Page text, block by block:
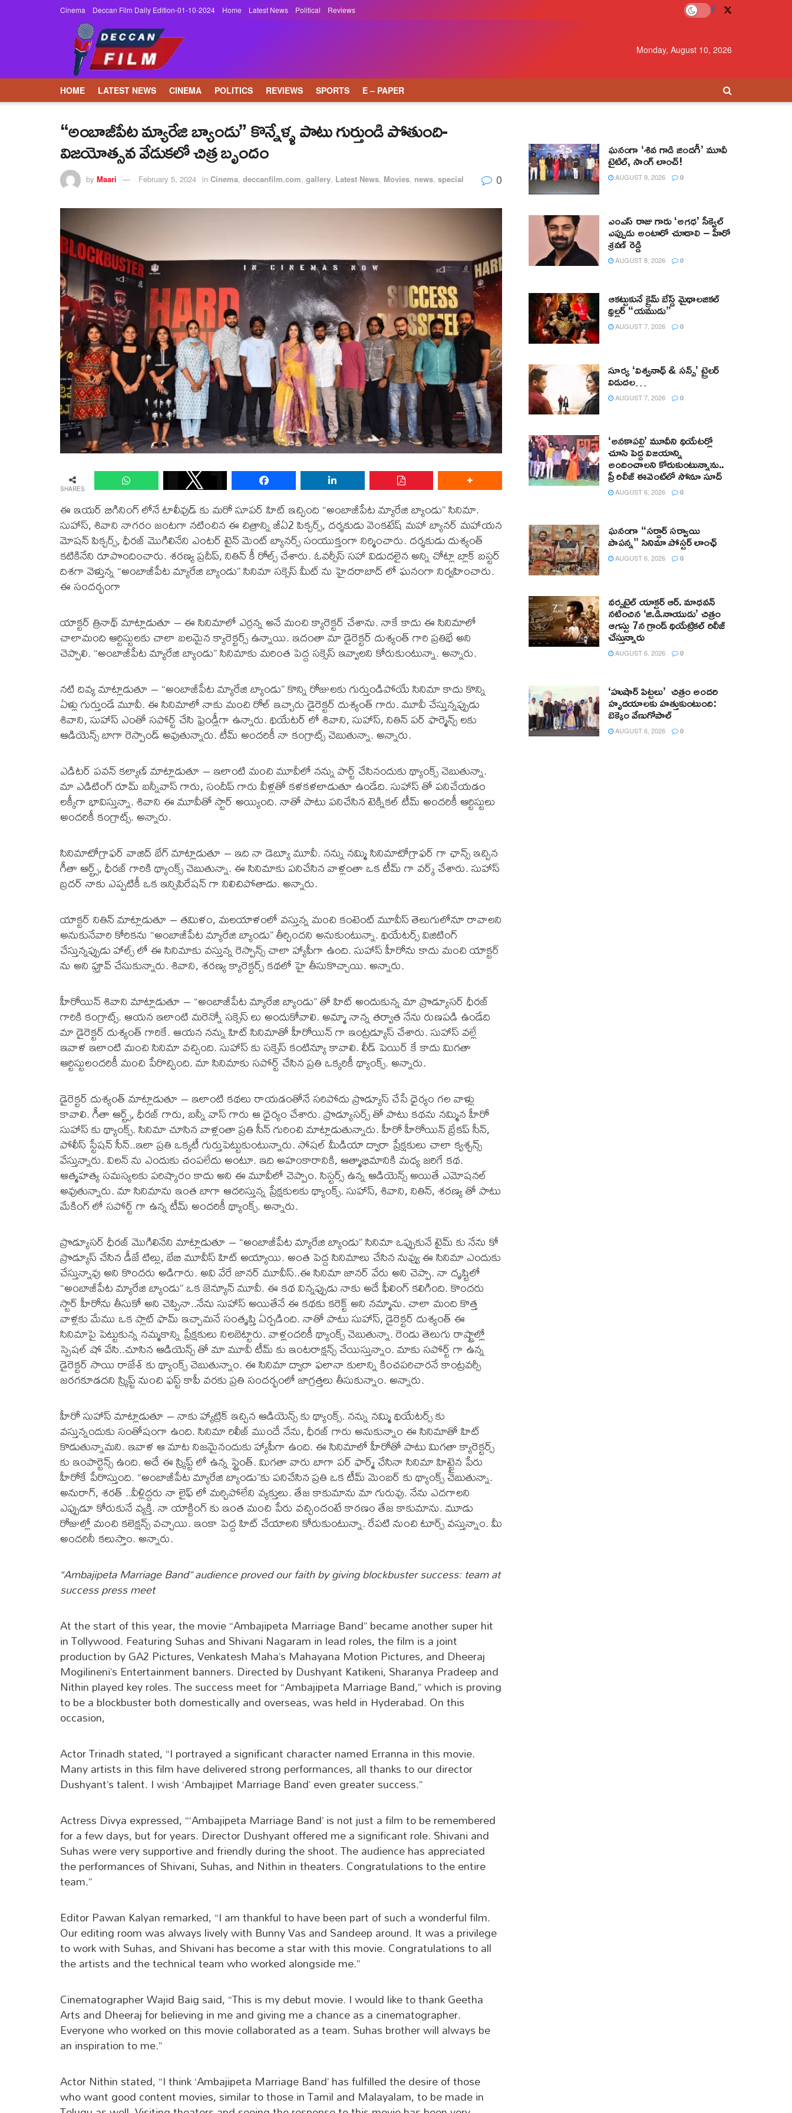
Cinema Deccan Film Daily Edition-01-10-2024 Home Latest News Political Reviews
Monday, August 10, 2026
HOME LATEST NEWS CINEMA POLITICS REVIEWS SPORTS E – PAPER
“అంబాజీపేట మ్యారేజి బ్యాండు” కొన్నేళ్ళ పాటు గుర్తుండి పోతుంది-
విజయోత్సవ వేడుకలో చిత్ర బృందం
by Maari February 5, 2024 in Cinema, deccanfilm.com, gallery, Latest News, Movies, news, special 0
SHARES
ఈ ఇయర్ బిగినింగ్ లోనే టాలీవుడ్ కు మరో సూపర్ హిట్ ఇచ్చింది “అంబాజీపేట మ్యారేజి బ్యాండు” సినిమా.
సుహాస్, శివాని నాగరం జంటగా నటించిన ఈ చిత్రాన్ని జీఏ2 పిక్చర్స్, దర్శకుడు వెంకటేష్ మహా బ్యానర్ మహాయన
మోషన్ పిక్చర్స్, ధీరజ్ మొగిలినేని ఎంటర్ టైన్ మెంట్ బ్యానర్స్ సంయుక్తంగా నిర్మించారు. దర్శకుడు దుశ్యంత్
కటికినేని రూపొందించారు. శరణ్య ప్రదీప్, నితిన్ కీ రోల్స్ చేశారు. ఓవర్సీస్ సహా విడుదలైన అన్ని చోట్లా బ్లాక్ బస్టర్
దిశగా వెళ్తున్న “అంబాజీపేట మ్యారేజి బ్యాండు” సినిమా సక్సెస్ మీట్ ను హైదరాబాద్ లో ఘనంగా నిర్వహించారు.
ఈ సందర్భంగా
యాక్టర్ త్రినాథ్ మాట్లాడుతూ – ఈ సినిమాలో ఎర్రన్న అనే మంచి క్యారెక్టర్ చేశాను. నాకే కాదు ఈ సినిమాలో
చాలామంది ఆర్టిస్టులకు చాలా బలమైన క్యారెక్టర్స్ ఉన్నాయి. ఇదంతా మా డైరెక్టర్ దుశ్యంత్ గారి ప్రతిభే అని
చెప్పాలి. “అంబాజీపేట మ్యారేజి బ్యాండు” సినిమాకు మరింత పెద్ద సక్సెస్ ఇవ్వాలని కోరుకుంటున్నా. అన్నారు.
నటి దివ్య మాట్లాడుతూ – “అంబాజీపేట మ్యారేజి బ్యాండు” కొన్ని రోజులకు గుర్తుండిపోయే సినిమా కాదు కొన్ని
ఏళ్లు గుర్తుండే మూవీ. ఈ సినిమాలో నాకు మంచి రోల్ ఇచ్చారు డైరెక్టర్ దుశ్యంత్ గారు. మూవీ చేస్తున్నప్పుడు
శివాని, సుహాస్ ఎంతో సపోర్ట్ చేసి ఫ్రెండ్లీగా ఉన్నారు. థియేటర్ లో శివాని, సుహాస్, నితిన్ పర్ ఫార్మెన్స్ లకు
ఆడియెన్స్ బాగా రెస్పాండ్ అవుతున్నారు. టీమ్ అందరికీ నా కంగ్రాట్స్ చెబుతున్నా. అన్నారు.
ఎడిటర్ పవన్ కల్యాణ్ మాట్లాడుతూ – ఇలాంటి మంచి మూవీలో నన్ను పార్ట్ చేసినందుకు థ్యాంక్స్ చెబుతున్నా.
మా ఎడిటింగ్ రూమ్ బన్నీవాస్ గారు, సందీప్ గారు వీళ్లతో కళకళలాడుతూ ఉండేది. సుహాస్ తో పనిచేయడం
లక్కీగా భావిస్తున్నా. శివాని ఈ మూవీతో స్టార్ అయ్యింది. నాతో పాటు పనిచేసిన టెక్నికల్ టీమ్ అందరికీ ఆర్టిస్టులు
అందరికీ కంగ్రాట్స్. అన్నారు.
సినిమాటోగ్రాఫర్ వాజిద్ బేగ్ మాట్లాడుతూ – ఇది నా డెబ్యూ మూవీ. నన్ను నమ్మి సినిమాటోగ్రాఫర్ గా ఛాన్స్ ఇచ్చిన
గీతా ఆర్ట్స్, ధీరజ్ గారికి థ్యాంక్స్ చెబుతున్నా. ఈ సినిమాకు పనిచేసిన వాళ్లంతా ఒక టీమ్ గా వర్క్ చేశారు. సుహాస్
బ్రదర్ నాకు ఎప్పటికీ ఒక ఇన్సిపిరేషన్ గా నిలిచిపోతాడు. అన్నారు.
యాక్టర్ నితిన్ మాట్లాడుతూ – తమిళం, మలయాళంలో వస్తున్న మంచి కంటెంట్ మూవీస్ తెలుగులోనూ రావాలని
అనుకునేవారి కోరికను “అంబాజీపేట మ్యారేజి బ్యాండు” తీర్చిందని అనుకుంటున్నా. థియేటర్స్ విజిటింగ్
చేస్తున్నప్పుడు హాల్స్ లో ఈ సినిమాకు వస్తున్న రెస్పాన్స్ చాలా హ్యాపీగా ఉంది. సుహాస్ హీరోను కాదు మంచి యాక్టర్
ను అని ప్రూవ్ చేసుకున్నారు. శివాని, శరణ్య క్యారెక్టర్స్ కథలో హై తీసుకొచ్చాయి. అన్నారు.
హీరోయిన్ శివాని మాట్లాడుతూ – “అంబాజీపేట మ్యారేజి బ్యాండు” తో హిట్ అందుకున్న మా ప్రొడ్యూసర్ ధీరజ్
గారికి కంగ్రాట్స్. ఆయన ఇలాంటి మరెన్నో సక్సెస్ లు అందుకోవాలి. అమ్మా నాన్న తర్వాత నేను రుణపడి ఉండేది
మా డైరెక్టర్ దుశ్యంత్ గారికే. ఆయన నన్ను హిట్ సినిమాతో హీరోయిన్ గా ఇంట్రడ్యూస్ చేశారు. సుహాస్ వల్లే
ఇవాళ ఇలాంటి మంచి సినిమా వచ్చింది. సుహాస్ కు సక్సెస్ కంటిన్యూ కావాలి. లీడ్ పెయిర్ కే కాదు మిగతా
ఆర్టిస్టులందరికీ మంచి పేరొచ్చింది. మా సినిమాకు సపోర్ట్ చేసిన ప్రతి ఒక్కరికీ థ్యాంక్స్. అన్నారు.
డైరెక్టర్ దుశ్యంత్ మాట్లాడుతూ – ఇలాంటి కథలు రాయడంతోనే సరిపోదు ప్రొడ్యూస్ చేసే ధైర్యం గల వాళ్లు
కావాలి. గీతా ఆర్ట్స్, ధీరజ్ గారు, బన్నీ వాస్ గారు ఆ ధైర్యం చేశారు. ప్రొడ్యూసర్స్ తో పాటు కథను నమ్మిన హీరో
సుహాస్ కు థ్యాంక్స్. సినిమా చూసిన వాళ్లంతా ప్రతి సీన్ గురించి మాట్లాడుతున్నారు. హీరో హీరోయిన్ బ్రేకప్ సీన్,
పోలీస్ స్టేషన్ సీన్..ఇలా ప్రతి ఒక్కటీ గుర్తుపెట్టుకుంటున్నారు. సోషల్ మీడియా ద్వారా ప్రేక్షకులు చాలా క్వశ్చన్స్
వేస్తున్నారు. విలన్ ను ఎందుకు చంపలేదు అంటూ. ఇది అహంకారానికి, ఆత్మాభిమానికి మధ్య జరిగే కథ.
ఆత్మహత్య సమస్యలకు పరిష్కారం కాదు అని ఈ మూవీలో చెప్పాం. సిస్టర్స్ ఉన్న ఆడియెన్స్ అయితే ఎమోషనల్
అవుతున్నారు. మా సినిమాను ఇంత బాగా ఆదరిస్తున్న ప్రేక్షకులకు థ్యాంక్స్. సుహాస్, శివాని, నితిన్, శరణ్య తో పాటు
మేకింగ్ లో సపోర్ట్ గా ఉన్న టీమ్ అందరికీ థ్యాంక్స్. అన్నారు.
ప్రొడ్యూసర్ ధీరజ్ మొగిలినేని మాట్లాడుతూ – “అంబాజీపేట మ్యారేజి బ్యాండు” సినిమా ఒప్పుకునే టైమ్ కు నేను కో
ప్రొడ్యూస్ చేసిన డీజే టిల్లు, బేబి మూవీస్ హిట్ అయ్యాయి. అంత పెద్ద సినిమాలు చేసిన నువ్వు ఈ సినిమా ఎందుకు
చేస్తున్నావు అని కొందరు అడిగారు. అవి వేరే జానర్ మూవీస్..ఈ సినిమా జానర్ వేరు అని చెప్పా. నా దృష్టిలో
“అంబాజీపేట మ్యారేజి బ్యాండు” ఒక జెన్యూన్ మూవీ. ఈ కథ విన్నప్పుడు నాకు అదే ఫీలింగ్ కలిగింది. కొందరు
స్టార్ హీరోను తీసుకో అని చెప్పినా..నేను సుహాస్ అయితేనే ఈ కథకు కరెక్ట్ అని నమ్మాను. చాలా మంది కొత్త
వాళ్లకు మేము ఒక ప్లాట్ ఫామ్ ఇచ్చామనే సంతృప్తి ఏర్పడింది. నాతో పాటు సుహాస్, డైరెక్టర్ దుశ్యంత్ ఈ
సినిమాపై పెట్టుకున్న నమ్మకాన్ని ప్రేక్షకులు నిలబెట్టారు. వాళ్లందరికీ థ్యాంక్స్ చెబుతున్నా. రెండు తెలుగు రాష్ట్రాల్లో
స్పెషల్ షో వేసి..చూసిన ఆడియెన్స్ తో మా మూవీ టీమ్ కు ఇంటరాక్షన్స్ చేయిస్తున్నాం. మాకు సపోర్ట్ గా ఉన్న
డైరెక్టర్ సాయి రాజేశ్ కు థ్యాంక్స్ చెబుతున్నాం. ఈ సినిమా ద్వారా ఫలానా కులాన్ని కించపరిచారనే కాంట్రవర్సీ
జరగకూడదని స్క్రిప్ట్ నుంచి ఫస్ట్ కాపీ వరకు ప్రతి సందర్భంలో జాగ్రత్తలు తీసుకున్నాం. అన్నారు.
హీరో సుహాస్ మాట్లాడుతూ – నాకు హ్యాట్రిక్ ఇచ్చిన ఆడియెన్స్ కు థ్యాంక్స్. నన్ను నమ్మి థియేటర్స్ కు
వస్తున్నందుకు సంతోషంగా ఉంది. సినిమా రిలీజ్ ముందే నేను, ధీరజ్ గారు అనుకున్నాం ఈ సినిమాతో హిట్
కొడుతున్నామని. ఇవాళ ఆ మాట నిజమైనందుకు హ్యాపీగా ఉంది. ఈ సినిమాలో హీరోతో పాటు మిగతా క్యారెక్టర్స్
కు ఇంపార్టెన్స్ ఉంది. అదే ఈ స్క్రిప్ట్ లో ఉన్న స్ట్రెంత్. మిగతా వారు బాగా పర్ ఫార్మ్ చేసినా సినిమా హిట్టైన పేరు
హీరోకే పేరొస్తుంది. “అంబాజీపేట మ్యారేజి బ్యాండు”కు పనిచేసిన ప్రతి ఒక టీమ్ మెంబర్ కు థ్యాంక్స్ చెబుతున్నా.
అనురాగ్, శరత్ ..వీళ్లిద్దరు నా లైఫ్ లో మర్చిపోలేని వ్యక్తులు. తేజ కాకుమాను మా గురువు. నేను ఎదగాలని
ఎప్పుడూ కోరుకునే వ్యక్తి. నా యాక్టింగ్ కు ఇంత మంచి పేరు వచ్చిందంటే కారణం తేజ కాకుమాను. మూడు
రోజుల్లో మంచి కలెక్షన్స్ వచ్చాయి. ఇంకా పెద్ద హిట్ చేయాలని కోరుకుంటున్నా. రేపటి నుంచి టూర్స్ వస్తున్నాం. మీ
అందరినీ కలుస్తాం. అన్నారు.
“Ambajipeta Marriage Band” audience proved our faith by giving blockbuster success: team at
success press meet
At the start of this year, the movie “Ambajipeta Marriage Band” became another super hit
in Tollywood. Featuring Suhas and Shivani Nagaram in lead roles, the film is a joint
production by GA2 Pictures, Venkatesh Maha’s Mahayana Motion Pictures, and Dheeraj
Mogilineni’s Entertainment banners. Directed by Dushyant Katikeni, Sharanya Pradeep and
Nithin played key roles. The success meet for “Ambajipeta Marriage Band,” which is proving
to be a blockbuster both domestically and overseas, was held in Hyderabad. On this
occasion,
Actor Trinadh stated, “I portrayed a significant character named Erranna in this movie.
Many artists in this film have delivered strong performances, all thanks to our director
Dushyant’s talent. I wish ‘Ambajipet Marriage Band’ even greater success.”
Actress Divya expressed, “‘Ambajipeta Marriage Band’ is not just a film to be remembered
for a few days, but for years. Director Dushyant offered me a significant role. Shivani and
Suhas were very supportive and friendly during the shoot. The audience has appreciated
the performances of Shivani, Suhas, and Nithin in theaters. Congratulations to the entire
team.”
Editor Pawan Kalyan remarked, “I am thankful to have been part of such a wonderful film.
Our editing room was always lively with Bunny Vas and Sandeep around. It was a privilege
to work with Suhas, and Shivani has become a star with this movie. Congratulations to all
the artists and the technical team who worked alongside me.”
Cinematographer Wajid Baig said, “This is my debut movie. I would like to thank Geetha
Arts and Dheeraj for believing in me and giving me a chance as a cinematographer.
Everyone who worked on this movie collaborated as a team. Suhas brother will always be
an inspiration to me.”
Actor Nithin stated, “I think ‘Ambajipeta Marriage Band’ has fulfilled the desire of those
who want good content movies, similar to those in Tamil and Malayalam, to be made in
ఘనంగా ‘శివ గాడి జింద‌గీ’ మూవీ
టైటిల్, సాంగ్ లాంచ్!
AUGUST 9, 2026 0
ఎంఎస్ రాజు గారు ‘అగధ’ సీక్వెల్
ఎప్పుడు అంటారో చూడాలి – హీరో
శ్రవణ్ రెడ్డి
AUGUST 8, 2026 0
ఆకట్టుకునే క్రైమ్ బేస్డ్ మైథాలజికల్
థ్రిల్లర్ “యముడు”
AUGUST 7, 2026 0
సూర్య ‘విశ్వనాథ్ & సన్స్’ ట్రైలర్
విడుదల…
AUGUST 7, 2026 0
‘అనకాపల్లి’ మూవీని థియేటర్లో
చూసి పెద్ద విజయాన్ని
అందించాలని కోరుకుంటున్నాను..
ప్రీ రిలీజ్ ఈవెంట్‌లో సోనూ సూద్
AUGUST 6, 2026 0
ఘనంగా “సర్దార్ సర్వాయి
పాపన్న” సినిమా పోస్టర్ లాంఛ్
AUGUST 6, 2026 0
వర్సటైల్ యాక్టర్ ఆర్‌. మాధవన్‌
నటించిన ‘జి.డి.నాయుడు’ చిత్రం
ఆగస్టు 7న గ్రాండ్ థియేట్రికల్ రిలీజ్
చేస్తున్నారు
AUGUST 6, 2026 0
‘హుషార్‌ పిట్టలు’ చిత్రం అందరి
హృదయాలకు హత్తుకుంటుంది:
బెక్కెం వేణుగోపాల్‌
AUGUST 6, 2026 0